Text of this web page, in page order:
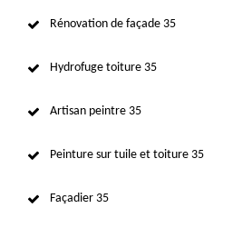
Rénovation de façade 35
Hydrofuge toiture 35
Artisan peintre 35
Peinture sur tuile et toiture 35
Façadier 35